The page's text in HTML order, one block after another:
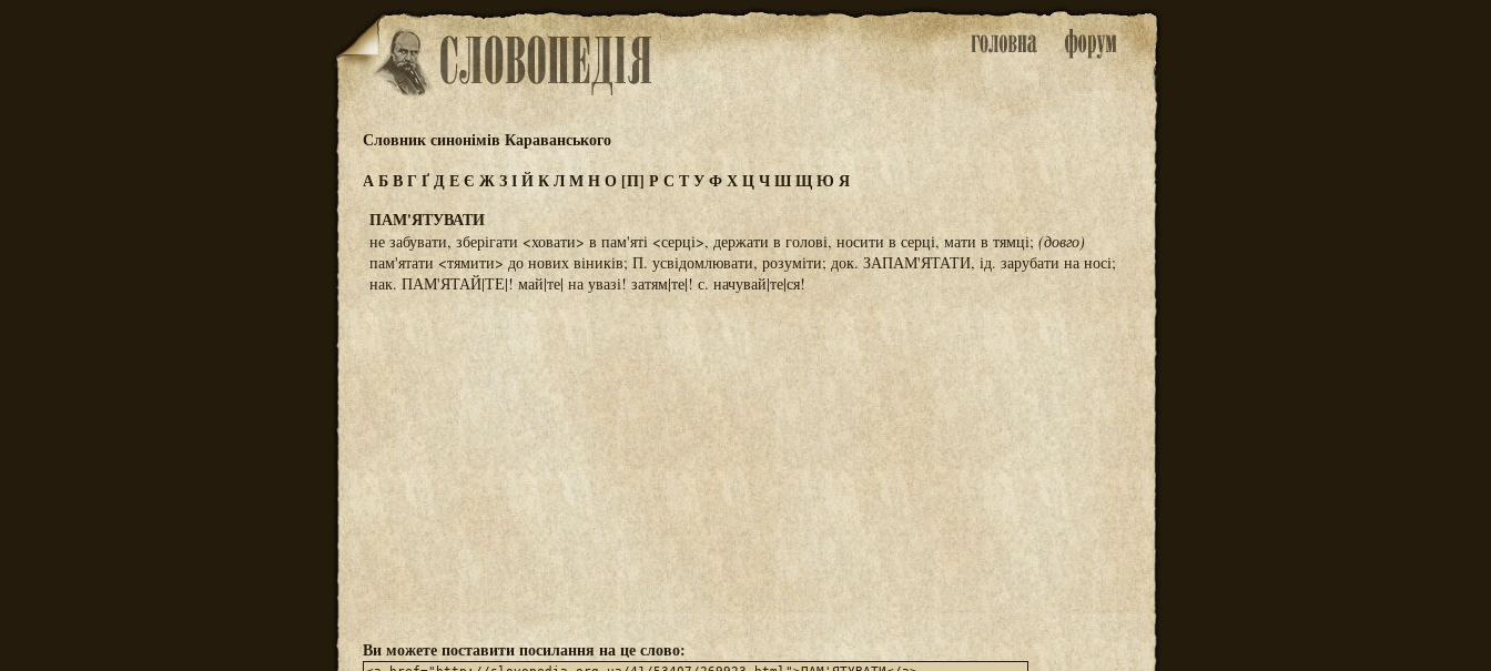
Словник синонімів Караванського
АБВГҐДЕЄ ЖЗІЙКЛМНО[П] РС ТУФХЦЧШЩЮ Я
ПАМ'ЯТУВАТИ
не забувати, зберігати <ховати> в пам'яті <серці>, держати в голові, носити в серці, мати в тямці; (довго)
пам'ятати <тямити> до нових віників; П. усвідомлювати, розуміти; док. ЗАПАМ'ЯТАТИ, ід. зарубати на носі;
нак. ПАМ'ЯТАЙ|ТЕ|! май|те| на увазі! затям|те|! с. начувай|те|ся!
Ви можете поставити посилання на це слово: